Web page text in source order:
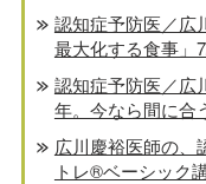
認知症予防医／広
最大化する食事」
認知症予防医／広
年。今なら間に合
広川慶裕医師の、
トレ®️ベーシック